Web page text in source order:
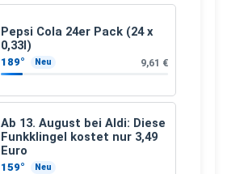
Pepsi Cola 24er Pack (24 x
0,33l)
189° Neu 9,61 €
Ab 13. August bei Aldi: Diese
Funkklingel kostet nur 3,49
Euro
159° Neu